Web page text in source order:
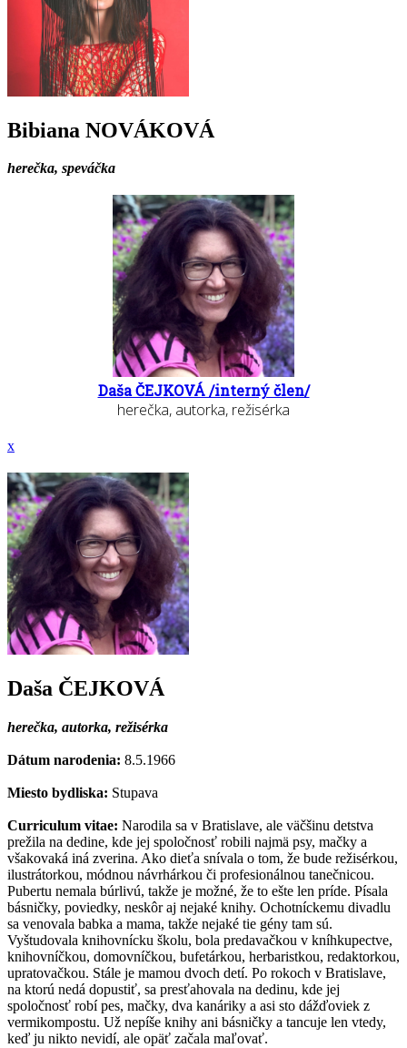
Bibiana NOVÁKOVÁ
herečka, speváčka
Daša ČEJKOVÁ /interný člen/
herečka, autorka, režisérka
x
Daša ČEJKOVÁ
herečka, autorka, režisérka
Dátum narodenia: 8.5.1966
Miesto bydliska: Stupava
Curriculum vitae: Narodila sa v Bratislave, ale väčšinu detstva
prežila na dedine, kde jej spoločnosť robili najmä psy, mačky a
všakovaká iná zverina. Ako dieťa snívala o tom, že bude režisérkou,
ilustrátorkou, módnou návrhárkou či profesionálnou tanečnicou.
Pubertu nemala búrlivú, takže je možné, že to ešte len príde. Písala
básničky, poviedky, neskôr aj nejaké knihy. Ochotníckemu divadlu
sa venovala babka a mama, takže nejaké tie gény tam sú.
Vyštudovala knihovnícku školu, bola predavačkou v kníhkupectve,
knihovníčkou, domovníčkou, bufetárkou, herbaristkou, redaktorkou,
upratovačkou. Stále je mamou dvoch detí. Po rokoch v Bratislave,
na ktorú nedá dopustiť, sa presťahovala na dedinu, kde jej
spoločnosť robí pes, mačky, dva kanáriky a asi sto dážďoviek z
vermikompostu. Už nepíše knihy ani básničky a tancuje len vtedy,
keď ju nikto nevidí, ale opäť začala maľovať.